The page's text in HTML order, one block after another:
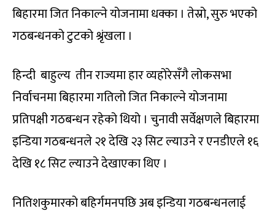
बिहारमा जित निकाल्ने योजनामा धक्का । तेस्रो, सुरु भएको
गठबन्धनको टुटको श्रृंखला ।
हिन्दी बाहुल्य तीन राज्यमा हार व्यहोरेसँगै लोकसभा
निर्वाचनमा बिहारमा गतिलो जित निकाल्ने योजनामा
प्रतिपक्षी गठबन्धन रहेको थियो । चुनावी सर्वेक्षणले बिहारमा
इन्डिया गठबन्धनले २१ देखि २३ सिट ल्याउने र एनडीएले १६
देखि १८ सिट ल्याउने देखाएका थिए ।
नितिशकुमारको बहिर्गमनपछि अब इन्डिया गठबन्धनलाई